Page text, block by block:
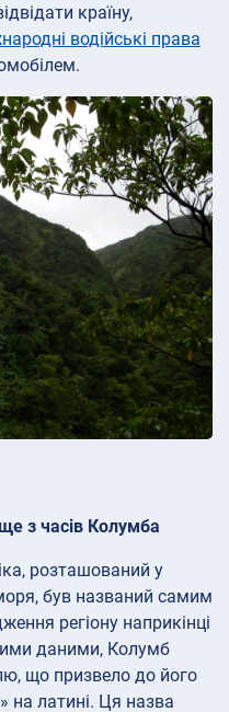
країну,
водійські права
з часів Колумба
розташований у
був названий самим
регіону наприкінці
даними, Колумб
що призвело до його
на латині. Ця назва